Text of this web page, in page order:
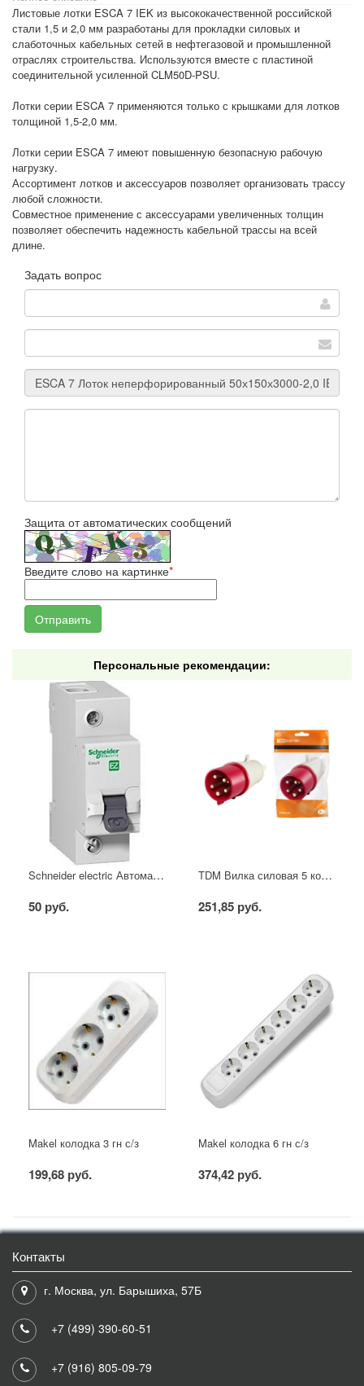
Листовые лотки ESCA 7 IEK из высококачественной российской
стали 1,5 и 2,0 мм разработаны для прокладки силовых и
слаботочных кабельных сетей в нефтегазовой и промышленной
отраслях строительства. Используются вместе с пластиной
соединительной усиленной CLM50D-PSU.
Лотки серии ESCA 7 применяются только с крышками для лотков
толщиной 1,5-2,0 мм.
Лотки серии ESCA 7 имеют повышенную безопасную рабочую
нагрузку.
Ассортимент лотков и аксессуаров позволяет организовать трассу
любой сложности.
Совместное применение с аксессуарами увеличенных толщин
позволяет обеспечить надежность кабельной трассы на всей
длине.
Задать вопрос
Защита от автоматических сообщений
Введите слово на картинке*
Персональные рекомендации:
Schneider electric Автоматический выключатель 1/40А
50 руб.
TDM Вилка силовая 5 контактов 16А 380В IP44
251,85 руб.
Makel колодка 3 гн с/з
199,68 руб.
Makel колодка 6 гн с/з
374,42 руб.
Контакты
г. Москва, ул. Барышиха, 57Б
+7 (499) 390-60-51
+7 (916) 805-09-79